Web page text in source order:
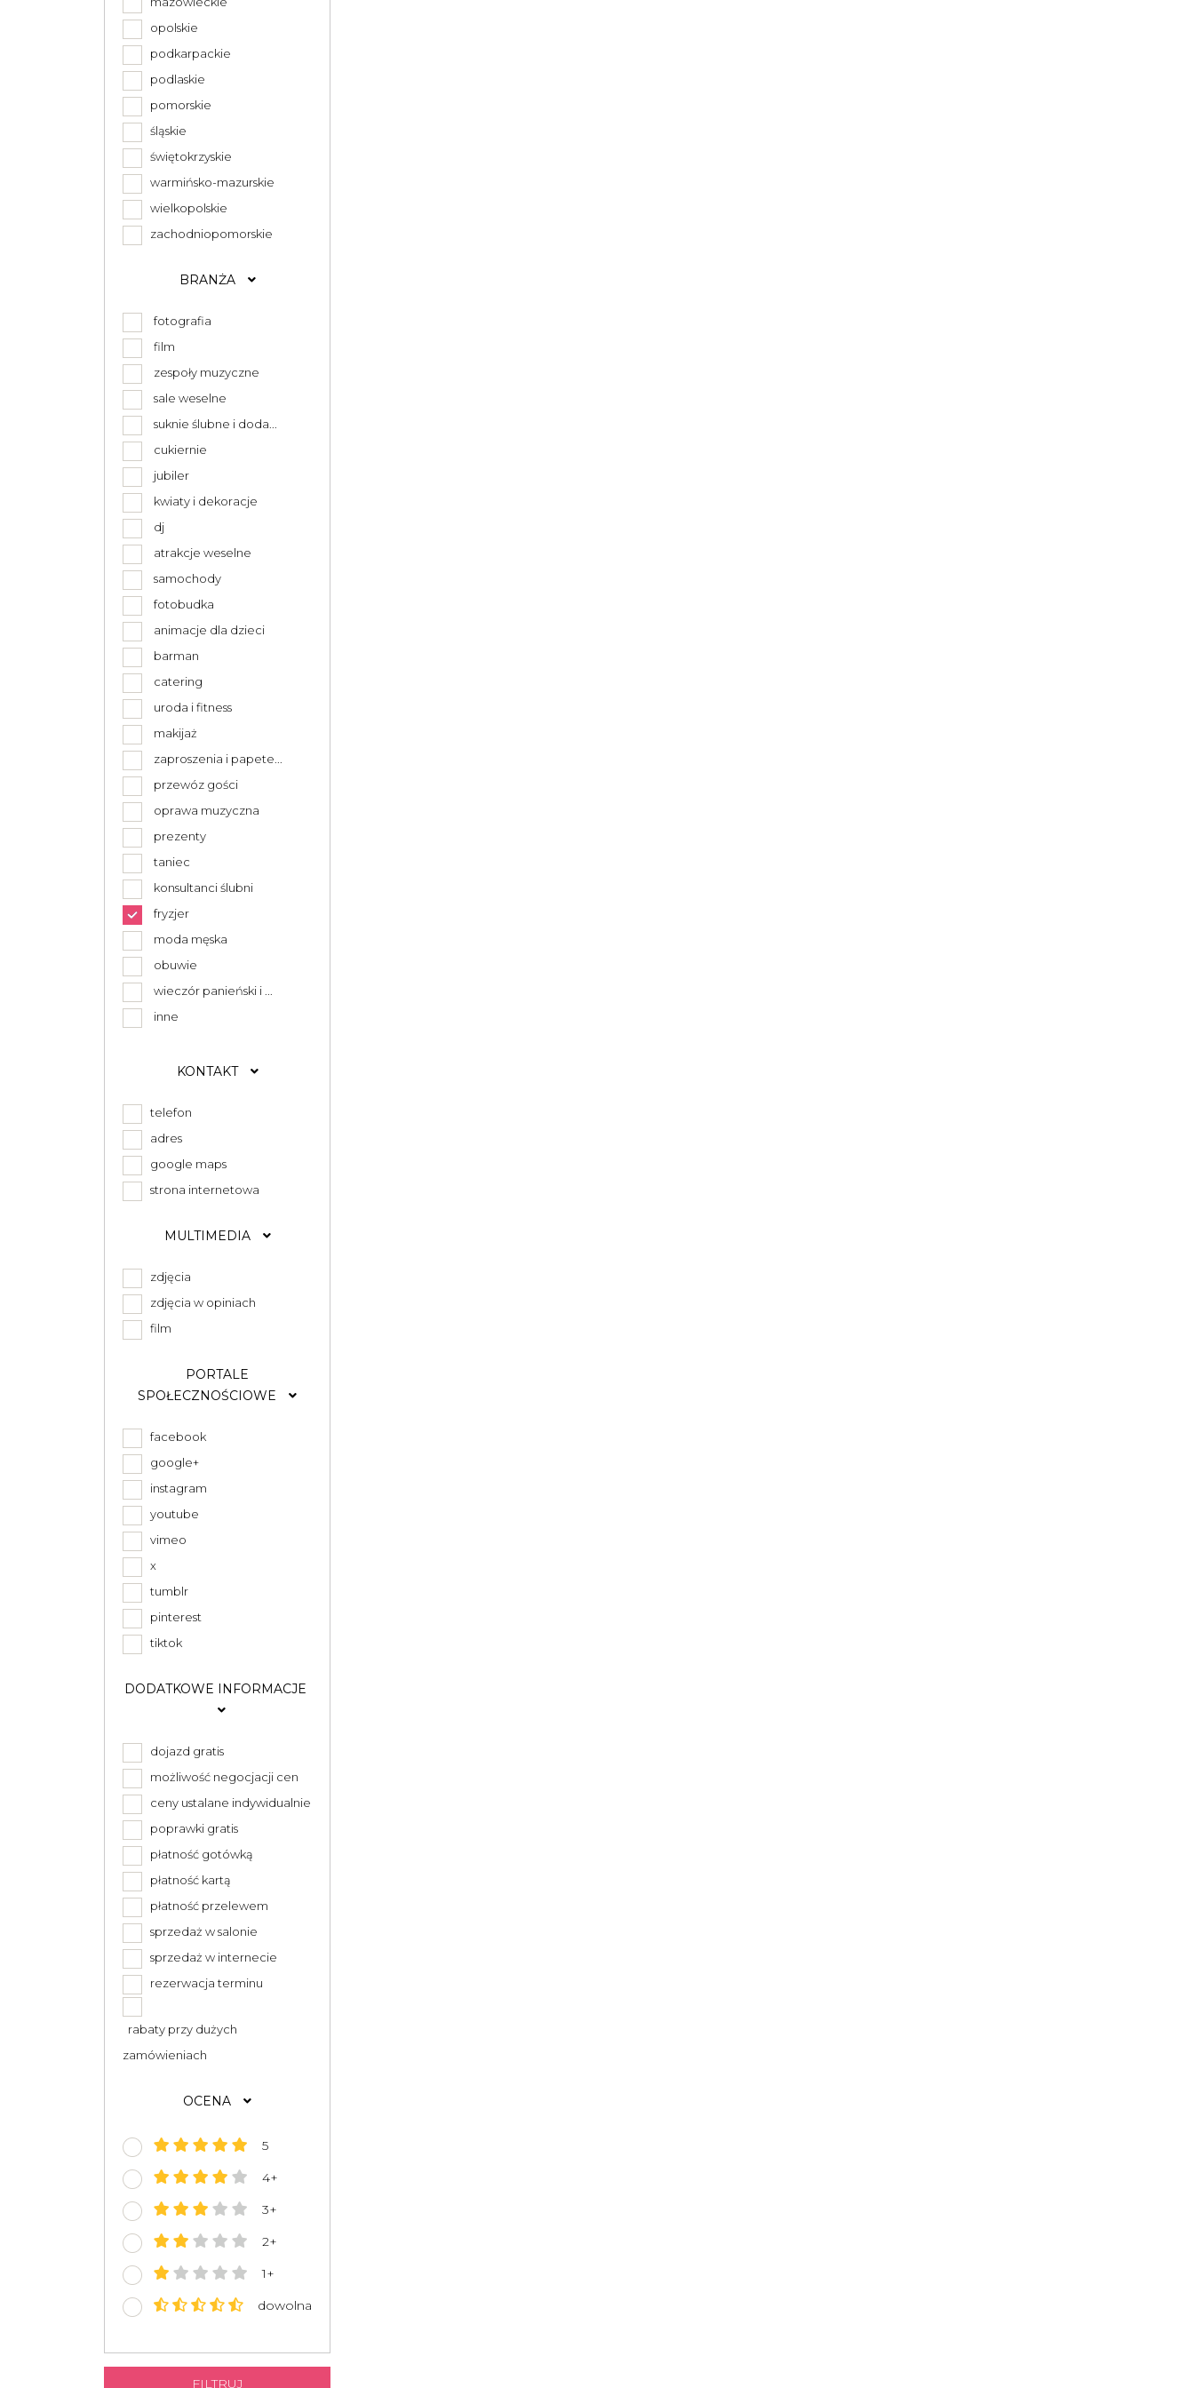
opolskie
podkarpackie
podlaskie
pomorskie
śląskie
świętokrzyskie
warmińsko-mazurskie
wielkopolskie
zachodniopomorskie
BRANŻA
fotografia
film
zespoły muzyczne
sale weselne
suknie ślubne i doda...
cukiernie
jubiler
kwiaty i dekoracje
dj
atrakcje weselne
samochody
fotobudka
animacje dla dzieci
barman
catering
uroda i fitness
makijaż
zaproszenia i papete...
przewóz gości
oprawa muzyczna
prezenty
taniec
konsultanci ślubni
fryzjer
moda męska
obuwie
wieczór panieński i ...
inne
KONTAKT
telefon
adres
google maps
strona internetowa
MULTIMEDIA
zdjęcia
zdjęcia w opiniach
film
PORTALE
SPOŁECZNOŚCIOWE
facebook
google+
instagram
youtube
vimeo
x
tumblr
pinterest
tiktok
DODATKOWE INFORMACJE
dojazd gratis
możliwość negocjacji cen
ceny ustalane indywidualnie
poprawki gratis
płatność gotówką
płatność kartą
płatność przelewem
sprzedaż w salonie
sprzedaż w internecie
rezerwacja terminu
rabaty przy dużych
zamówieniach
OCENA
5
4+
3+
2+
1+
dowolna
FILTRUJ